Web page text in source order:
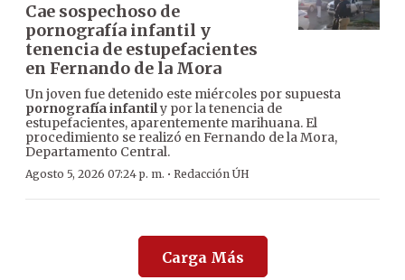
Cae sospechoso de
pornografía infantil y
tenencia de estupefacientes
en Fernando de la Mora
Un joven fue detenido este miércoles por supuesta
pornografía infantily por la tenencia de
estupefacientes, aparentemente marihuana. El
procedimiento se realizó en Fernando de la Mora,
Departamento Central.
Agosto 5, 2026 07:24 p. m. · Redacción ÚH
Carga Más